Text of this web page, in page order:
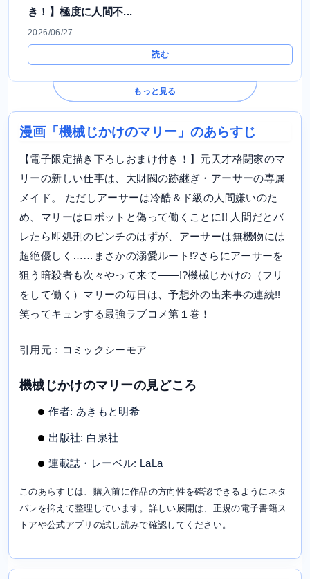
き！】極度に人間不...
2026/06/27
読む
もっと見る
漫画「機械じかけのマリー」のあらすじ
【電子限定描き下ろしおまけ付き！】元天才格闘家のマ
リーの新しい仕事は、大財閥の跡継ぎ・アーサーの専属
メイド。 ただしアーサーは冷酷＆ド級の人間嫌いのた
め、マリーはロボットと偽って働くことに!! 人間だとバ
レたら即処刑のピンチのはずが、アーサーは無機物には
超絶優しく……まさかの溺愛ルート!?さらにアーサーを
狙う暗殺者も次々やって来て――!?機械じかけの（フリ
をして働く）マリーの毎日は、予想外の出来事の連続!!
笑ってキュンする最強ラブコメ第１巻！
引用元：コミックシーモア
機械じかけのマリーの見どころ
作者: あきもと明希
出版社: 白泉社
連載誌・レーベル: LaLa
このあらすじは、購入前に作品の方向性を確認できるようにネタ
バレを抑えて整理しています。詳しい展開は、正規の電子書籍ス
トアや公式アプリの試し読みで確認してください。